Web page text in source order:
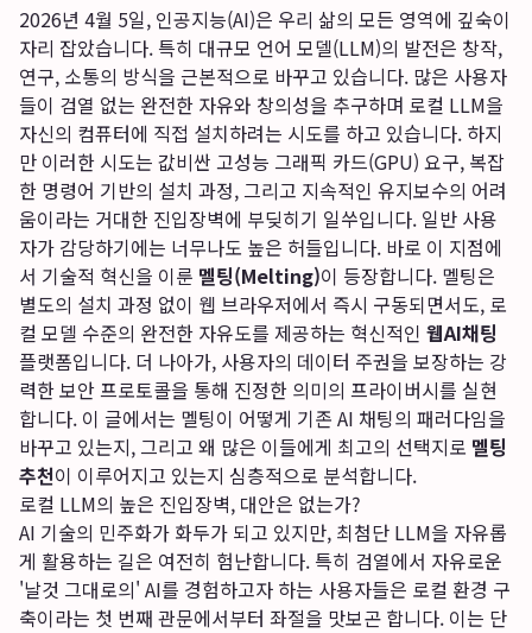
2026년 4월 5일, 인공지능(AI)은 우리 삶의 모든 영역에 깊숙이
자리 잡았습니다. 특히 대규모 언어 모델(LLM)의 발전은 창작,
연구, 소통의 방식을 근본적으로 바꾸고 있습니다. 많은 사용자
들이 검열 없는 완전한 자유와 창의성을 추구하며 로컬 LLM을
자신의 컴퓨터에 직접 설치하려는 시도를 하고 있습니다. 하지
만 이러한 시도는 값비싼 고성능 그래픽 카드(GPU) 요구, 복잡
한 명령어 기반의 설치 과정, 그리고 지속적인 유지보수의 어려
움이라는 거대한 진입장벽에 부딪히기 일쑤입니다. 일반 사용
자가 감당하기에는 너무나도 높은 허들입니다. 바로 이 지점에
서 기술적 혁신을 이룬 멜팅(Melting)이 등장합니다. 멜팅은
별도의 설치 과정 없이 웹 브라우저에서 즉시 구동되면서도, 로
컬 모델 수준의 완전한 자유도를 제공하는 혁신적인 웹AI채팅
플랫폼입니다. 더 나아가, 사용자의 데이터 주권을 보장하는 강
력한 보안 프로토콜을 통해 진정한 의미의 프라이버시를 실현
합니다. 이 글에서는 멜팅이 어떻게 기존 AI 채팅의 패러다임을
바꾸고 있는지, 그리고 왜 많은 이들에게 최고의 선택지로 멜팅
추천이 이루어지고 있는지 심층적으로 분석합니다.
로컬 LLM의 높은 진입장벽, 대안은 없는가?
AI 기술의 민주화가 화두가 되고 있지만, 최첨단 LLM을 자유롭
게 활용하는 길은 여전히 험난합니다. 특히 검열에서 자유로운
'날것 그대로의' AI를 경험하고자 하는 사용자들은 로컬 환경 구
축이라는 첫 번째 관문에서부터 좌절을 맛보곤 합니다. 이는 단